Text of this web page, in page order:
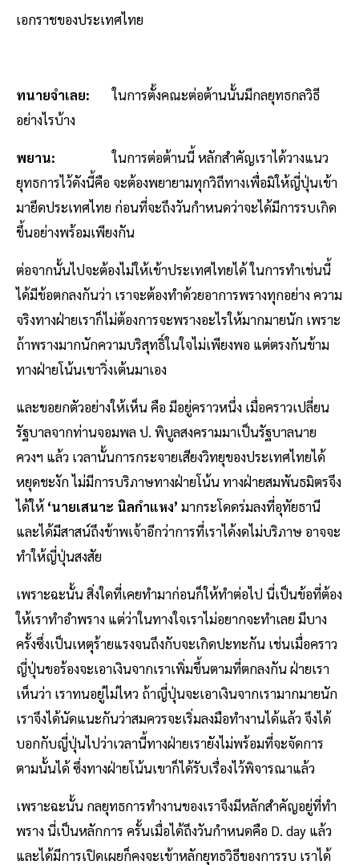
เอกราชของประเทศไทย
ทนายจำเลย:
ในการตั้งคณะต่อต้านนั้นมีกลยุทธกลวิธี
อย่างไรบ้าง
พยาน:
ในการต่อต้านนี้ หลักสำคัญเราได้วางแนว
ยุทธการไว้ดังนี้คือ จะต้องพยายามทุกวิถีทางเพื่อมิให้ญี่ปุ่นเข้า
มายึดประเทศไทย ก่อนที่จะถึงวันกำหนดว่าจะได้มีการรบเกิด
ขึ้นอย่างพร้อมเพียงกัน
ต่อจากนั้นไปจะต้องไม่ให้เข้าประเทศไทยได้ ในการทำเช่นนี้
ได้มีข้อตกลงกันว่า เราจะต้องทำด้วยอาการพรางทุกอย่าง ความ
จริงทางฝ่ายเราก็ไม่ต้องการจะพรางอะไรให้มากมายนัก เพราะ
ถ้าพรางมากนักความบริสุทธิ์ในใจไม่เพียงพอ แต่ตรงกันข้าม
ทางฝ่ายโน้นเขาวิ่งเต้นมาเอง
และขอยกตัวอย่างให้เห็น คือ มีอยู่คราวหนึ่ง เมื่อคราวเปลี่ยน
รัฐบาลจากท่านจอมพล ป. พิบูลสงครามมาเป็นรัฐบาลนาย
ควงฯ แล้ว เวลานั้นการกระจายเสียงวิทยุของประเทศไทยได้
หยุดชะงัก ไม่มีการบริภาษทางฝ่ายโน้น ทางฝ่ายสมพันธมิตรจึง
ได้ให้ ‘นายเสนาะ นิลกำแหง’ มากระโดดร่มลงที่อุทัยธานี
และได้มีสาสน์ถึงข้าพเจ้าอีกว่าการที่เราได้งดไม่บริภาษ อาจจะ
ทำให้ญี่ปุ่นสงสัย
เพราะฉะนั้น สิ่งใดที่เคยทำมาก่อนก็ให้ทำต่อไป นี่เป็นข้อที่ต้อง
ให้เราทำอำพราง แต่ว่าในทางใจเราไม่อยากจะทำเลย มีบาง
ครั้งซึ่งเป็นเหตุร้ายแรงจนถึงกับจะเกิดปะทะกัน เช่นเมื่อคราว
ญี่ปุ่นขอร้องจะเอาเงินจากเราเพิ่มขึ้นตามที่ตกลงกัน ฝ่ายเรา
เห็นว่า เราทนอยู่ไม่ไหว ถ้าญี่ปุ่นจะเอาเงินจากเรามากมายนัก
เราจึงได้นัดแนะกันว่าสมควรจะเริ่มลงมือทำงานได้แล้ว จึงได้
บอกกับญี่ปุ่นไปว่าเวลานี้ทางฝ่ายเรายังไม่พร้อมที่จะจัดการ
ตามนั้นได้ ซึ่งทางฝ่ายโน้นเขาก็ได้รับเรื่องไว้พิจารณาแล้ว
เพราะฉะนั้น กลยุทธการทำงานของเราจึงมีหลักสำคัญอยู่ที่ทำ
พราง นี่เป็นหลักการ ครั้นเมื่อได้ถึงวันกำหนดคือ D. day แล้ว
และได้มีการเปิดเผยก็คงจะเข้าหลักยุทธวิธีของการรบ เราได้